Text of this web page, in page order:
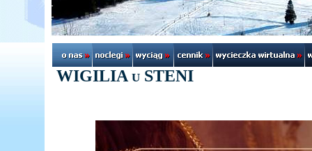
WIGILIA u STENI